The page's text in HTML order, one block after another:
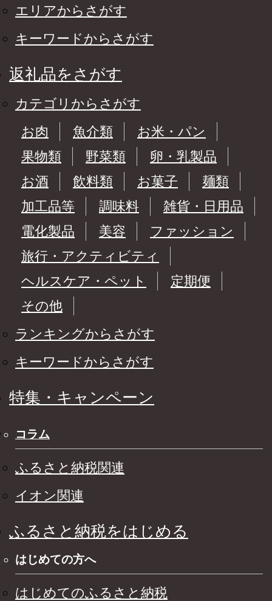
エリアからさがす
キーワードからさがす
返礼品をさがす
カテゴリからさがす
お肉
魚介類
お米・パン
果物類
野菜類
卵・乳製品
お酒
飲料類 お菓子
麺類
加工品等
調味料
雑貨・日用品
電化製品
美容
ファッション
旅行・アクティビティ
ヘルスケア・ペット
定期便
その他
ランキングからさがす
キーワードからさがす
特集・キャンペーン
コラム
ふるさと納税関連
イオン関連
ふるさと納税をはじめる
はじめての方へ
はじめてのふるさと納税